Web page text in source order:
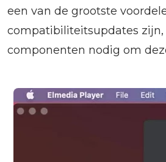
een van de grootste
compatibiliteitsupdates zijn,
componenten nodig om